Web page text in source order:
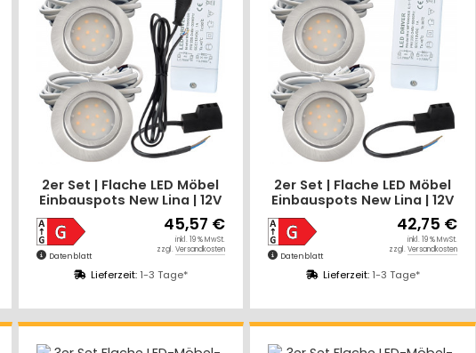
2er Set | Flache LED Möbel
Einbauspots New Lina | 12V
| 2W | LED Trafo | 230V
Lieferzeit:1-3 Tage*
Datenblatt
45,57 €
inkl. 19 % MwSt.
zzgl.Versandkosten
2er Set | Flache LED Möbel
Einbauspots New Lina | 12V
| 2W | LED Trafo | 72mm
Lieferzeit:1-3 Tage*
Datenblatt
42,75 €
inkl. 19 % MwSt.
zzgl.Versandkosten